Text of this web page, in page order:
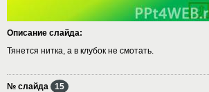
Описание слайда:
Тянется нитка, а в клубок не смотать.
№ слайда 15